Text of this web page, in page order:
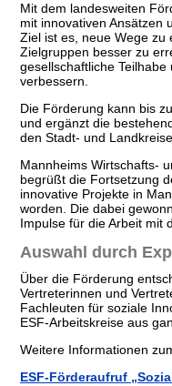
Mit dem landesweiten
mit innovativen Ansätzen
Ziel ist es, neue Wege zu
Zielgruppen besser zu
gesellschaftliche
verbessern.
Die Förderung kann bis
und ergänzt die
den Stadt- und
Mannheims Wirtschafts-
begrüßt die Fortsetzung
innovative Projekte in
worden. Die dabei
Impulse für die Arbeit mit
Auswahl durch
Über die Förderung
Vertreterinnen und
Fachleuten für soziale
ESF-Arbeitskreise aus
Weitere Informationen
ESF-Förderaufruf